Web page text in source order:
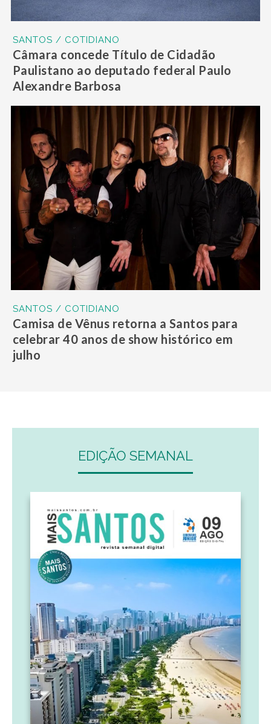
SANTOS / COTIDIANO
Câmara concede Título de Cidadão
Paulistano ao deputado federal Paulo
Alexandre Barbosa
SANTOS / COTIDIANO
Camisa de Vênus retorna a Santos para
celebrar 40 anos de show histórico em
julho
EDIÇÃO SEMANAL